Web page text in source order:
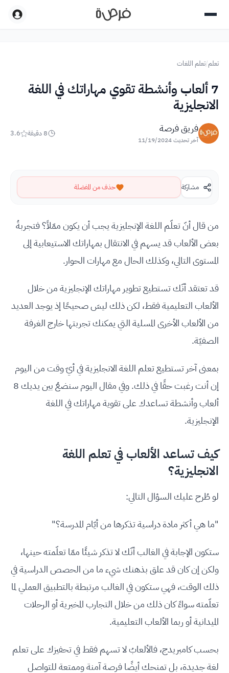
تعلم/تعلم اللغات
7 ألعاب وأنشطة تقوي مهاراتك في اللغة
الانجليزية
فريق فرصة
آخر تحديث11/19/2024
8 دقيقة 3.6
مشاركة حذف من المفضلة
من قال أنّ تعلّم اللغة الإنجليزية يجب أن يكون ممّلاً؟ فتجربةُ
بعض الألعاب قد يسهم في الانتقال بمهاراتك الاستيعابية إلى
المستوى التالي، وكذلك الحال مع مهارات الحوار.
قد تعتقد أنّك تستطيع تطوير مهاراتك الإنجليزية من خلال
الألعاب التعليمية فقط، لكن ذلك ليسَ صحيحًا إذ يوجد العديد
من الألعاب الأخرى المسلية التي يمكنك تجربتها خارج الغرفة
الصفيّة.
بمعنى آخر تستطيع تعلم اللغة الانجليزية في أيّ وقت من اليوم
إن أنت رغبت حقًا في ذلك. وفي مقال اليوم سنضعُ بين يديك 8
ألعاب وأنشطة تساعدك على تقوية مهاراتك في اللغة
الإنجليزية.
كيف تساعد الألعاب في تعلم اللغة
الانجليزية؟
لو طُرح عليك السؤال التالي:
"ما هي أكثر مادة دراسية تذكرها من أيّام المدرسة؟"
ستكون الإجابة في الغالب أنّك لا تذكر شيئًا ممّا تعلّمته حينها،
ولكن إن كان قد علق بذهنك شيء ما من الحصص الدراسية في
ذلك الوقت، فهي ستكون في الغالب مرتبطة بالتطبيق العملي لما
تعلّمته سواءً كان ذلك من خلال التجارب المخبرية أو الرحلات
الميدانية أو ربما الألعاب التعليمية.
بحسب كامبريدج، فالألعابُ لا تسهم فقط في تحفيزك على تعلم
لغة جديدة، بل تمنحك أيضًا فرصة آمنة وممتعة للتواصل